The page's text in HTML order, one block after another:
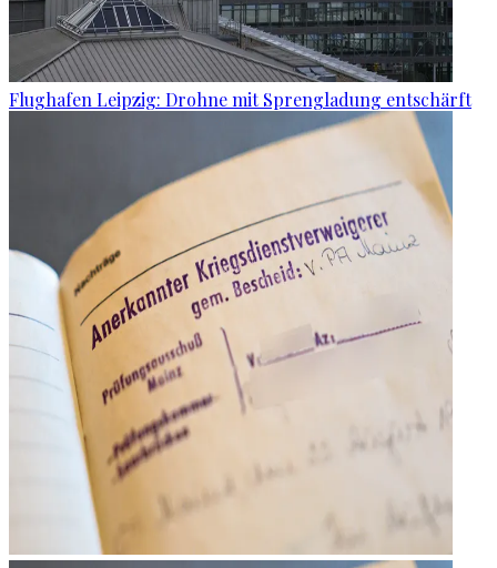
Flughafen Leipzig: Drohne mit Sprengladung entschärft